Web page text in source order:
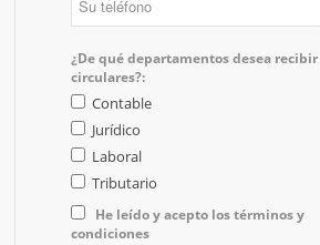
¿De qué departamentos desea recibir
circulares?:
Contable
Jurídico
Laboral
Tributario
He leído y acepto los términos y
condiciones